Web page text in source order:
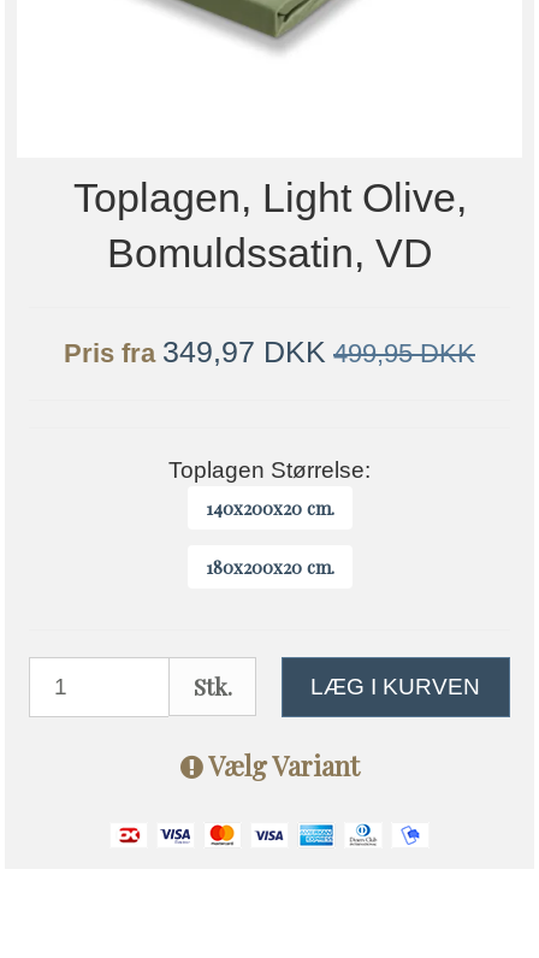
Toplagen, Light Olive,
Bomuldssatin, VD
Pris fra 349,97 DKK 499,95 DKK
Toplagen Størrelse:
140x200x20 cm.
180x200x20 cm.
Stk. LÆG I KURVEN
Vælg Variant